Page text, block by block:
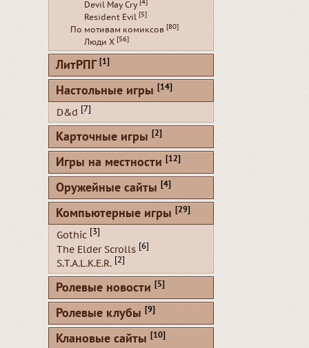
Devil May Cry [4]
Resident Evil [5]
По мотивам комиксов [80]
Люди Х [56]
ЛитРПГ [1]
Настольные игры [14]
D&d [7]
Карточные игры [2]
Игры на местности [12]
Оружейные сайты [4]
Компьютерные игры [29]
Gothic [3]
The Elder Scrolls [6]
S.T.A.L.K.E.R. [2]
Ролевые новости [5]
Ролевые клубы [9]
Клановые сайты [10]